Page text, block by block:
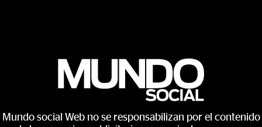
Mundo social Web no se responsabilizan por el contenido